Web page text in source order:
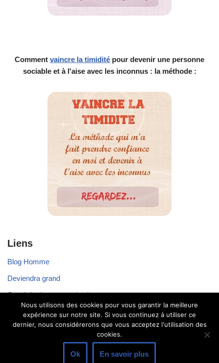
Comment vaincre la timidité pour devenir une personne
sociable et à l'aise avec les inconnus : la méthode :
Liens
Blog Homme
Deviendra grand
Stratégie de communication
Voyager seul
Nous utilisons des cookies pour vous garantir la meilleure
expérience sur notre site. Si vous continuez à utiliser ce
dernier, nous considérerons que vous acceptez l'utilisation des
cookies.
Ok En savoir plus